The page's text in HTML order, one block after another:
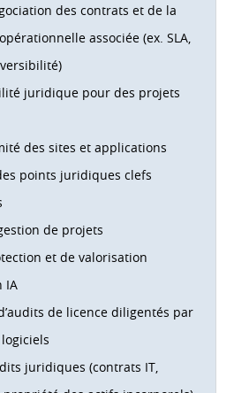
des contrats et de la
associée (ex. SLA,
juridique pour des projets
des sites et applications
points juridiques clefs
de projets
et de valorisation
IA
de licence diligentés par
juridiques (contrats IT,